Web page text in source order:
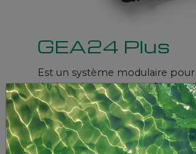
GEA24 Plus
Est un système modulaire pour
de données sismiques. Chaque
canaux, 24 bits) peut être
configuration multicanale
seul PC externe.